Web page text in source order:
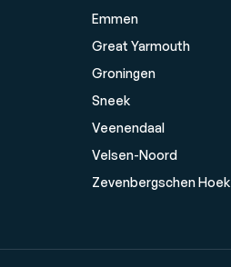
Emmen
Great Yarmouth
Groningen
Sneek
Veenendaal
Velsen-Noord
Zevenbergschen Hoek